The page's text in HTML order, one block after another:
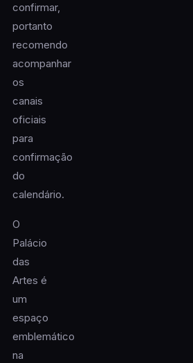
confirmar,
portanto
recomendo
acompanhar
os
canais
oficiais
para
confirmação
do
calendário.
O
Palácio
das
Artes é
um
espaço
emblemático
na